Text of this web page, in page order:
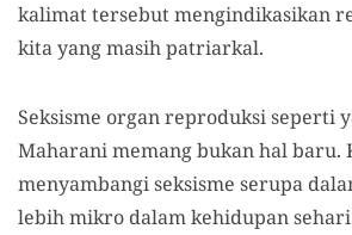
kalimat tersebut mengindikasikan
kita yang masih patriarkal.
Seksisme organ reproduksi seperti
Maharani memang bukan hal baru.
menyambangi seksisme serupa
lebih mikro dalam kehidupan